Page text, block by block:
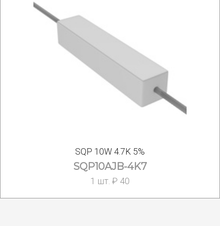
SQP 10W 4.7K 5%
SQP10AJB-4K7
1 шт. ₽ 40